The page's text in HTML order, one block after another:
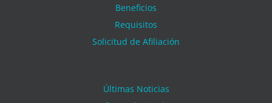
Beneficios
Requisitos
Solicitud de Afiliación
Últimas Noticias